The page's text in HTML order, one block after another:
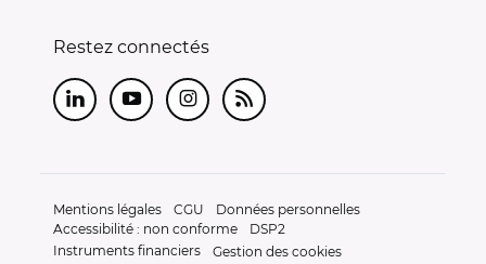
Restez connectés
LinkedInYoutubeInstagram
RSS
Mentions légales CGU
Données personnelles
Accessibilité : non conforme
DSP2
Instruments financiers
Gestion des cookies